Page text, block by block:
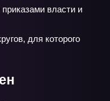
власти и
для которого